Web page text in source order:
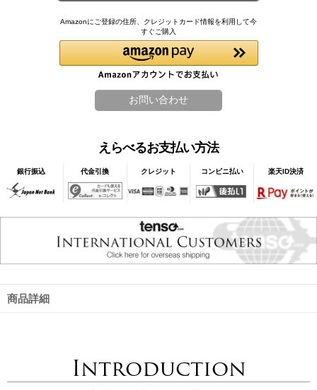
Amazonにご登録の住所、クレジットカード情報を利用して今
すぐご購入
えらべるお支払い方法
銀行振込 代金引換 クレジット コンビニ払い 楽天ID決済
商品詳細
Introduction